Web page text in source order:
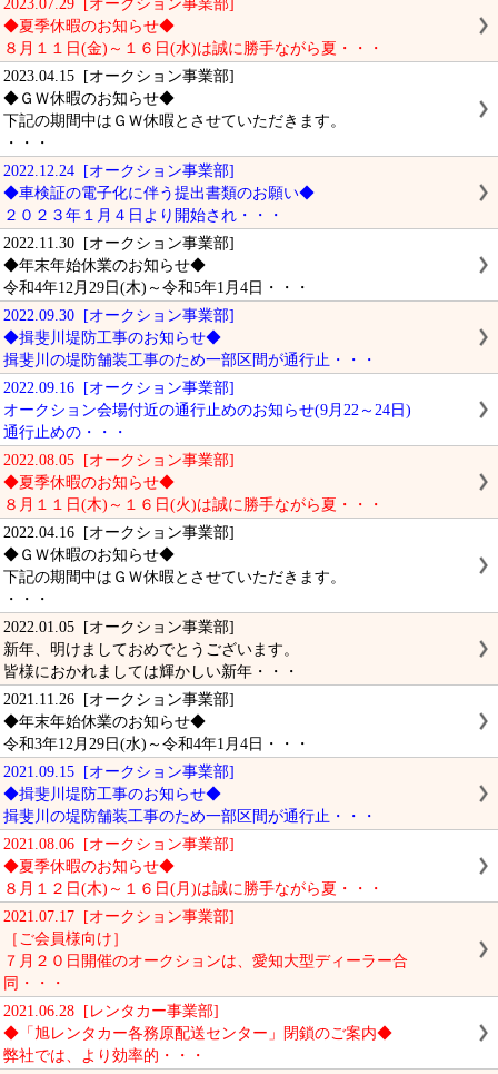
◆夏季休暇のお知らせ◆
８月１１日(金)～１６日(水)は誠に勝手ながら夏・・・
2023.04.15 [オークション事業部]
◆ＧＷ休暇のお知らせ◆
下記の期間中はＧＷ休暇とさせていただきます。
・・・
2022.12.24 [オークション事業部]
◆車検証の電子化に伴う提出書類のお願い◆
２０２３年１月４日より開始され・・・
2022.11.30 [オークション事業部]
◆年末年始休業のお知らせ◆
令和4年12月29日(木)～令和5年1月4日・・・
2022.09.30 [オークション事業部]
◆揖斐川堤防工事のお知らせ◆
揖斐川の堤防舗装工事のため一部区間が通行止・・・
2022.09.16 [オークション事業部]
オークション会場付近の通行止めのお知らせ(9月22～24日)
通行止めの・・・
2022.08.05 [オークション事業部]
◆夏季休暇のお知らせ◆
８月１１日(木)～１６日(火)は誠に勝手ながら夏・・・
2022.04.16 [オークション事業部]
◆ＧＷ休暇のお知らせ◆
下記の期間中はＧＷ休暇とさせていただきます。
・・・
2022.01.05 [オークション事業部]
新年、明けましておめでとうございます。
皆様におかれましては輝かしい新年・・・
2021.11.26 [オークション事業部]
◆年末年始休業のお知らせ◆
令和3年12月29日(水)～令和4年1月4日・・・
2021.09.15 [オークション事業部]
◆揖斐川堤防工事のお知らせ◆
揖斐川の堤防舗装工事のため一部区間が通行止・・・
2021.08.06 [オークション事業部]
◆夏季休暇のお知らせ◆
８月１２日(木)～１６日(月)は誠に勝手ながら夏・・・
2021.07.17 [オークション事業部]
［ご会員様向け］
７月２０日開催のオークションは、愛知大型ディーラー合
同・・・
2021.06.28 [レンタカー事業部]
◆「旭レンタカー各務原配送センター」閉鎖のご案内◆
弊社では、より効率的・・・